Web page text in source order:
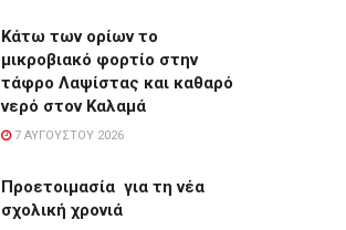
Κάτω των ορίων το
μικροβιακό φορτίο στην
τάφρο Λαψίστας και καθαρό
νερό στον Καλαμά
7 ΑΥΓΟΎΣΤΟΥ 2026
Προετοιμασία για τη νέα
σχολική χρονιά